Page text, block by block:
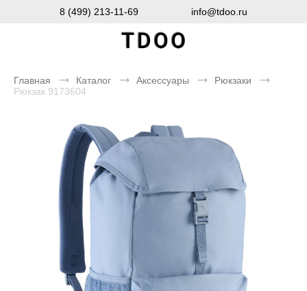
8 (499) 213-11-69 info@tdoo.ru
Главная Каталог Аксессуары
Рюкзаки
Рюкзак 9173604